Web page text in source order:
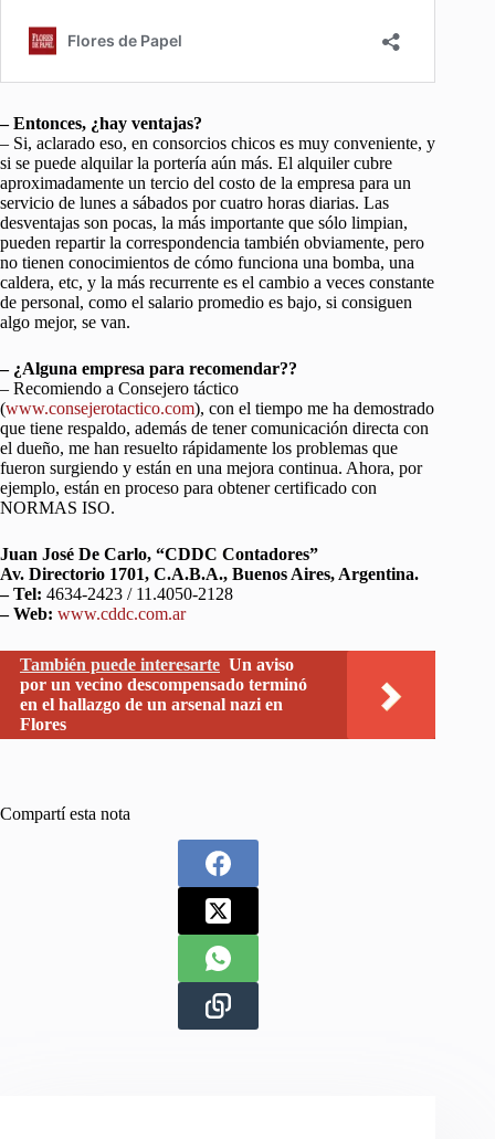
– Entonces, ¿hay ventajas?
– Si, aclarado eso, en consorcios chicos es muy conveniente, y
si se puede alquilar la portería aún más. El alquiler cubre
aproximadamente un tercio del costo de la empresa para un
servicio de lunes a sábados por cuatro horas diarias. Las
desventajas son pocas, la más importante que sólo limpian,
pueden repartir la correspondencia también obviamente, pero
no tienen conocimientos de cómo funciona una bomba, una
caldera, etc, y la más recurrente es el cambio a veces constante
de personal, como el salario promedio es bajo, si consiguen
algo mejor, se van.
– ¿Alguna empresa para recomendar??
– Recomiendo a Consejero táctico
(www.consejerotactico.com), con el tiempo me ha demostrado
que tiene respaldo, además de tener comunicación directa con
el dueño, me han resuelto rápidamente los problemas que
fueron surgiendo y están en una mejora continua. Ahora, por
ejemplo, están en proceso para obtener certificado con
NORMAS ISO.
Juan José De Carlo, “CDDC Contadores”
Av. Directorio 1701, C.A.B.A., Buenos Aires, Argentina.
– Tel: 4634-2423 / 11.4050-2128
– Web: www.cddc.com.ar
También puede interesarte Un aviso
por un vecino descompensado terminó
en el hallazgo de un arsenal nazi en
Flores
Compartí esta nota